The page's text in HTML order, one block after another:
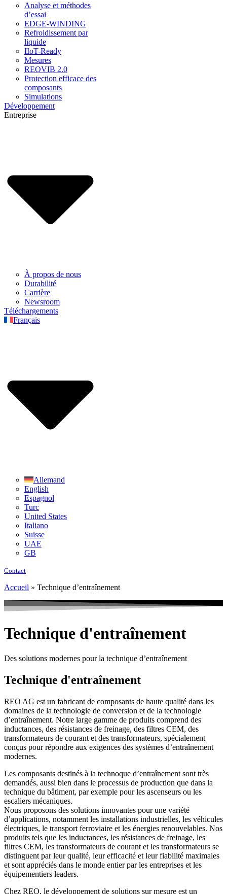
Analyse et méthodes
d’essai
EDGE-WINDING
Refroidissement par
liquide
IIoT-Ready
Mesures
REOVIB 2.0
Protection efficace des
composants
Simulations
Développement
Entreprise
À propos de nous
Durabilité
Carrière
Newsroom
Téléchargements
Français
Allemand
English
Espagnol
Turc
United States
Italiano
Suisse
UAE
GB
Contact
Accueil » Technique d’entraînement
Technique d'entraînement
Des solutions modernes pour la technique d’entraînement
Technique d'entraînement
REO AG est un fabricant de composants de haute qualité dans les
domaines de la technologie de conversion et de la technologie
d’entraînement. Notre large gamme de produits comprend des
inductances, des résistances de freinage, des filtres CEM, des
transformateurs de courant et des transformateurs, spécialement
conçus pour répondre aux exigences des systèmes d’entraînement
modernes.
Les composants destinés à la technoque d’entraînement sont très
demandés, aussi bien dans le processus de production que dans la
technique du bâtiment, par exemple pour les ascenseurs ou les
escaliers mécaniques.
Nous proposons des solutions innovantes pour une variété
d’applications, notamment les installations industrielles, les véhicules
électriques, le transport ferroviaire et les énergies renouvelables. Nos
produits tels que les inductances, les résistances de freinage, les
filtres CEM, les transformateurs de courant et les transformateurs se
distinguent par leur qualité, leur efficacité et leur fiabilité maximales
et sont appréciés dans le monde entier par les entreprises et les
équipementiers leaders.
Chez REO, le développement de solutions sur mesure est un